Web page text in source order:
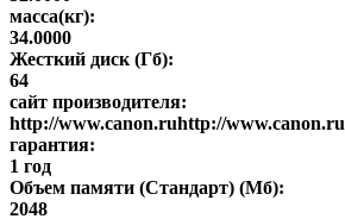
масса(кг):
34.0000
Жесткий диск (Гб):
64
сайт производителя:
http://www.canon.ruhttp://www.canon.ru
гарантия:
1 год
Объем памяти (Стандарт) (Мб):
2048